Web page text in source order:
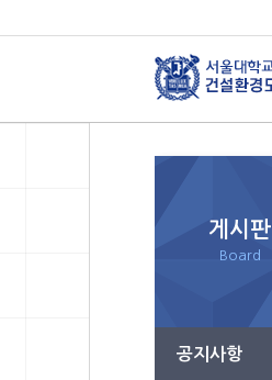
게시판
Board
공지사항